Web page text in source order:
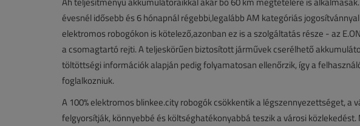
évesnél idősebb és 6 hónapnál régebbi,legalább AM kategóriás
elektromos robogókon is kötelező,azonban ez is a szolgáltatás része - az
a csomagtartó rejti. A teljeskörűen biztosított járművek cserélhető
töltöttségi információk alapján pedig folyamatosan ellenőrzik, így a
foglalkozniuk.
A 100% elektromos blinkee.city robogók csökkentik a légszennyezettséget, a
felgyorsítják, könnyebbé és költséghatékonyabbá teszik a városi